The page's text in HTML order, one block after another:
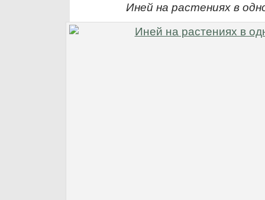
Иней на растениях в